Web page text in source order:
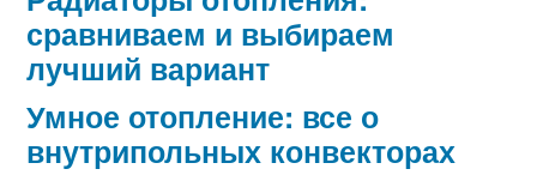
сравниваем и выбираем
лучший вариант
Умное отопление: все о
внутрипольных конвекторах